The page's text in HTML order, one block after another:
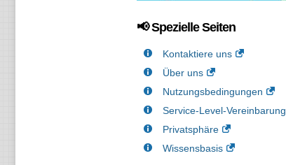
📢 Spezielle Seiten
Kontaktiere uns
Über uns
Nutzungsbedingungen
Service-Level-Vereinbarung
Privatsphäre
Wissensbasis